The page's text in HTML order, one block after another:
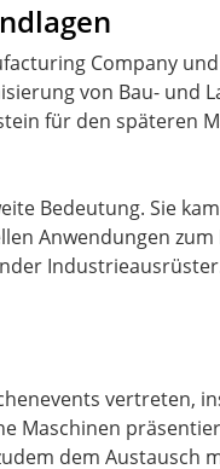
Company
von Bau- und
für den späteren
Bedeutung. Sie
Anwendungen
vertreten,
Maschinen
dem Austausch